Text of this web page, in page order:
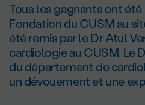
Tous les gagnants ont été
Fondation du CUSM au
été remis par le Dr Atul
cardiologie au CUSM. Le
du département de
un dévouement et une